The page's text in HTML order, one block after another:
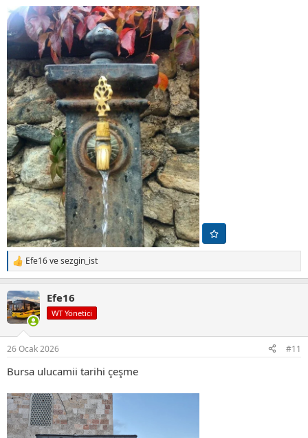
T
e
k
i
l
:
Efe16vesezgin_ist
Efe16
WT Yönetici
26 Ocak 2026 #11
Bursa ulucamii tarihi çeşme